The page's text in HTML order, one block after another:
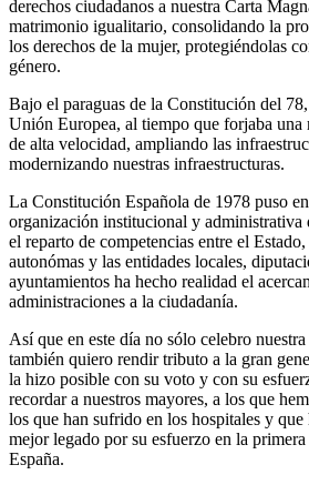
derechos ciudadanos a nuestra Carta
matrimonio igualitario, consolidando la
los derechos de la mujer, protegiéndolas
género.
Bajo el paraguas de la Constitución del
Unión Europea, al tiempo que forjaba una
de alta velocidad, ampliando las
modernizando nuestras infraestructuras.
La Constitución Española de 1978 puso
organización institucional y administrativa
el reparto de competencias entre el
autonómas y las entidades locales,
ayuntamientos ha hecho realidad el
administraciones a la ciudadanía.
Así que en este día no sólo celebro
también quiero rendir tributo a la gran
la hizo posible con su voto y con su
recordar a nuestros mayores, a los que
los que han sufrido en los hospitales y
mejor legado por su esfuerzo en la
España.